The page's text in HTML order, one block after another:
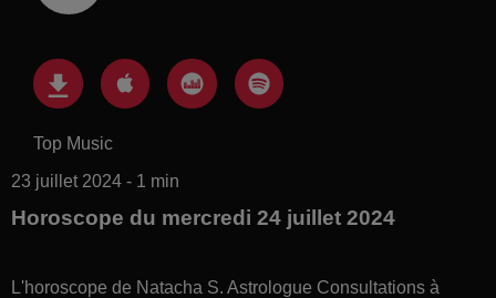
Top Music
23 juillet 2024 - 1 min
Horoscope du mercredi 24 juillet 2024
L'horoscope de Natacha S. Astrologue Consultations à